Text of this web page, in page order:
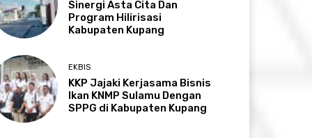
Sinergi Asta Cita Dan
Program Hilirisasi
Kabupaten Kupang
EKBIS
KKP Jajaki Kerjasama Bisnis
Ikan KNMP Sulamu Dengan
SPPG di Kabupaten Kupang